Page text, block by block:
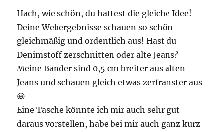
Hach, wie schön, du hattest die gleiche Idee!
Deine Webergebnisse schauen so schön
gleichmäßig und ordentlich aus! Hast du
Denimstoff zerschnitten oder alte Jeans?
Meine Bänder sind 0,5 cm breiter aus alten
Jeans und schauen gleich etwas zerfranster aus
😀
Eine Tasche könnte ich mir auch sehr gut
daraus vorstellen, habe bei mir auch ganz kurz